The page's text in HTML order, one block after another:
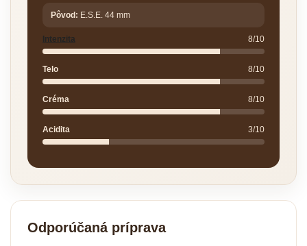
Pôvod: E.S.E. 44 mm
Intenzita 8/10
Telo 8/10
Créma 8/10
Acidita 3/10
Odporúčaná príprava